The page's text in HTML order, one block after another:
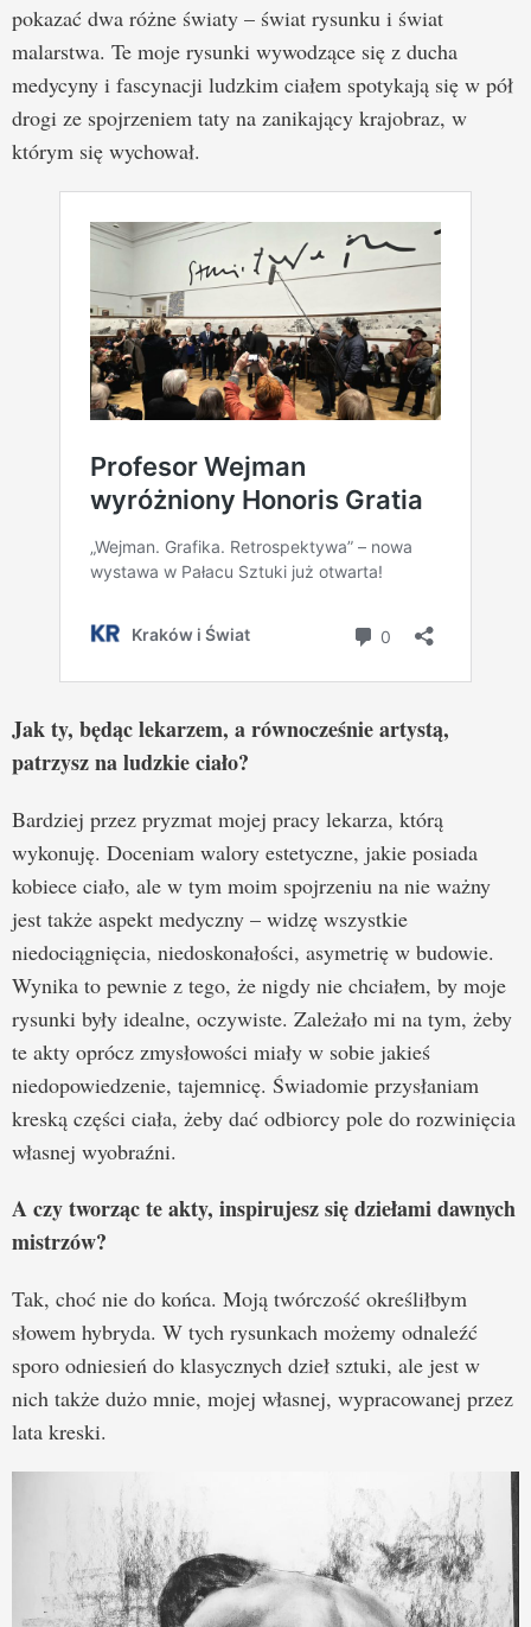
pokazać dwa różne światy – świat rysunku i świat
malarstwa. Te moje rysunki wywodzące się z ducha
medycyny i fascynacji ludzkim ciałem spotykają się w pół
drogi ze spojrzeniem taty na zanikający krajobraz, w
którym się wychował.
Jak ty, będąc lekarzem, a równocześnie artystą,
patrzysz na ludzkie ciało?
Bardziej przez pryzmat mojej pracy lekarza, którą
wykonuję. Doceniam walory estetyczne, jakie posiada
kobiece ciało, ale w tym moim spojrzeniu na nie ważny
jest także aspekt medyczny – widzę wszystkie
niedociągnięcia, niedoskonałości, asymetrię w budowie.
Wynika to pewnie z tego, że nigdy nie chciałem, by moje
rysunki były idealne, oczywiste. Zależało mi na tym, żeby
te akty oprócz zmysłowości miały w sobie jakieś
niedopowiedzenie, tajemnicę. Świadomie przysłaniam
kreską części ciała, żeby dać odbiorcy pole do rozwinięcia
własnej wyobraźni.
A czy tworząc te akty, inspirujesz się dziełami dawnych
mistrzów?
Tak, choć nie do końca. Moją twórczość określiłbym
słowem hybryda. W tych rysunkach możemy odnaleźć
sporo odniesień do klasycznych dzieł sztuki, ale jest w
nich także dużo mnie, mojej własnej, wypracowanej przez
lata kreski.